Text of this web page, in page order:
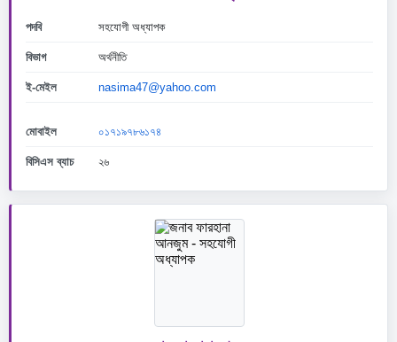
পদবি সহযোগী অধ্যাপক
বিভাগ অর্থনীতি
ই-মেইল nasima47@yahoo.com
মোবাইল ০১৭১৯৭৮৬১৭৪
বিসিএস ব্যাচ ২৬